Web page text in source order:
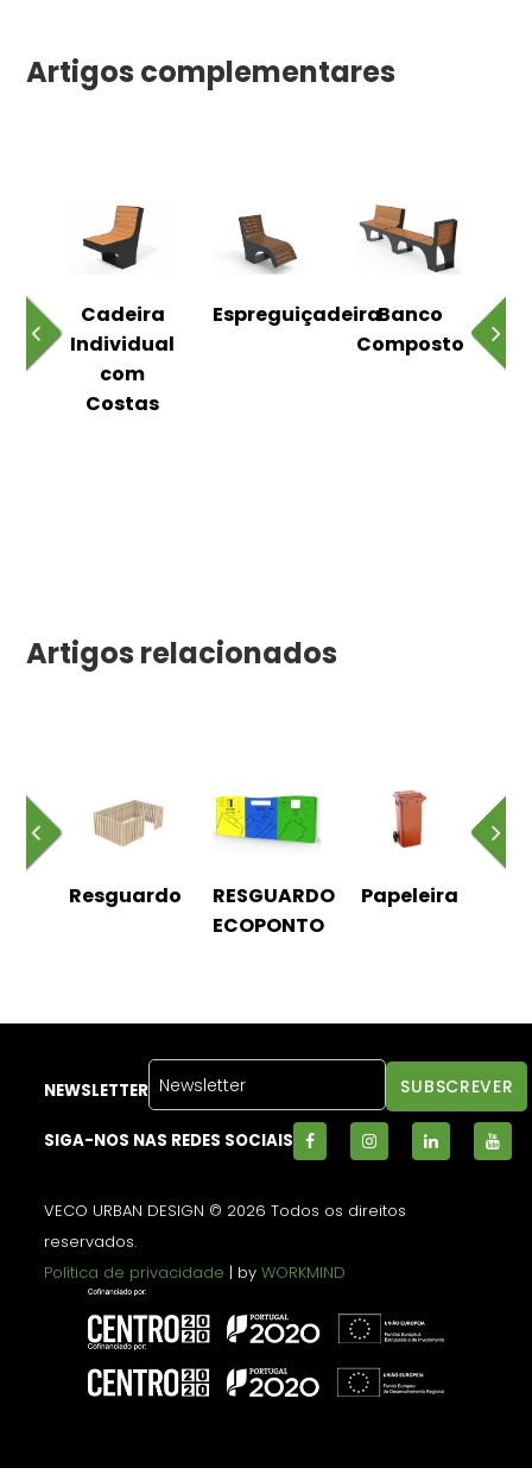
Artigos complementares
Cadeira
Individual
com
Costas
EspreguiçadeiraBanco
Composto
Artigos relacionados
Resguardo
RESGUARDO
ECOPONTO
Papeleira
NEWSLETTER
SIGA-NOS NAS REDES SOCIAIS
VECO URBAN DESIGN © 2026 Todos os direitos
reservados.
Política de privacidade | byWORKMIND